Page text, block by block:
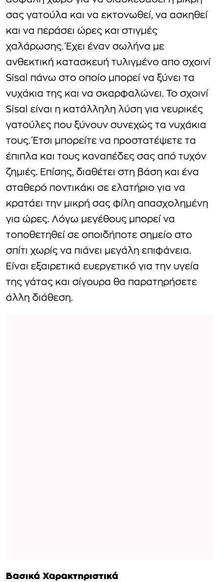
σας γατούλα και να εκτονωθεί, να ασκηθεί
και να περάσει ώρες και στιγμές
χαλάρωσης. Έχει έναν σωλήνα με
ανθεκτική κατασκευή τυλιγμένο απο σχοινί
Sisal πάνω στο οποίο μπορεί να ξύνει τα
νυχάκια της και να σκαρφαλώνει. Το σχοινί
Sisal είναι η κατάλληλη λύση για νευρικές
γατούλες που ξύνουν συνεχώς τα νυχάκια
τους. Έτσι μπορείτε να προστατέψετε τα
έπιπλα και τους καναπέδες σας από τυχόν
ζημιές. Επίσης, διαθέτει στη βάση και ένα
σταθερό ποντικάκι σε ελατήριο για να
κρατάει την μικρή σας φίλη απασχολημένη
για ώρες. Λόγω μεγέθους μπορεί να
τοποθετηθεί σε οποιδήποτε σημείο στο
σπίτι χωρίς να πιάνει μεγάλη επιφάνεια.
Είναι εξαιρετικά ευεργετικό για την υγεία
της γάτας και σίγουρα θα παρατηρήσετε
άλλη διάθεση.
Βασικά Χαρακτηριστικά